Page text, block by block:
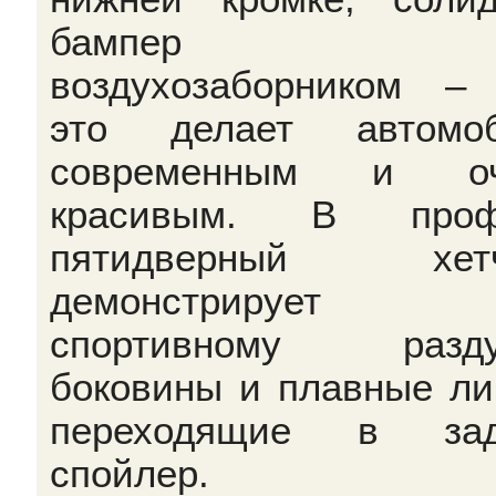
бампер
воздухозаборником
это делает
современным и
красивым. В
пятидверный
демонстрирует
спортивному
боковины и плавные
переходящие в
спойлер.